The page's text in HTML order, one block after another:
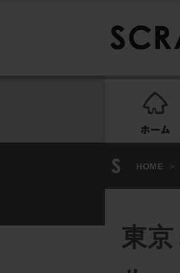
HOME >
東